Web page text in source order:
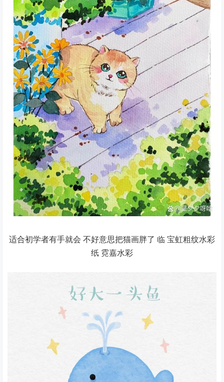
适合初学者有手就会 不好意思把猫画胖了 临 宝虹粗纹水彩
纸 霓嘉水彩